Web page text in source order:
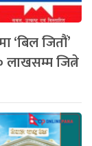
‘बिल जितौं’
लाखसम्म जित्ने